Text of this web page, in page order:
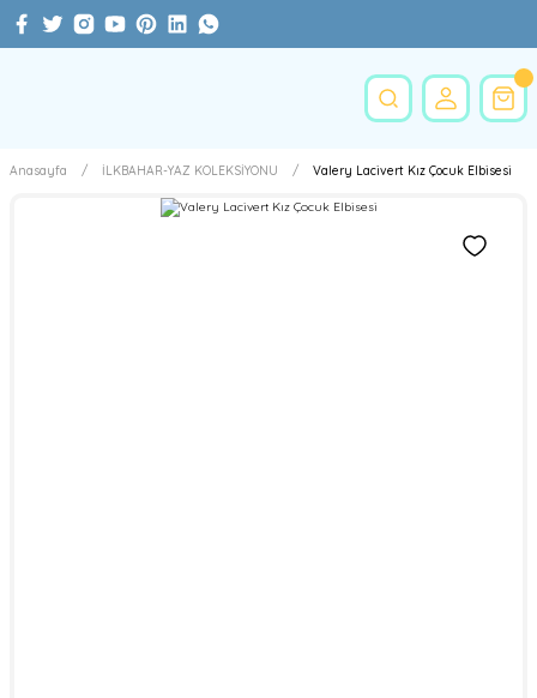
Anasayfa İLKBAHAR-YAZ KOLEKSİYONU Valery Lacivert Kız Çocuk Elbisesi